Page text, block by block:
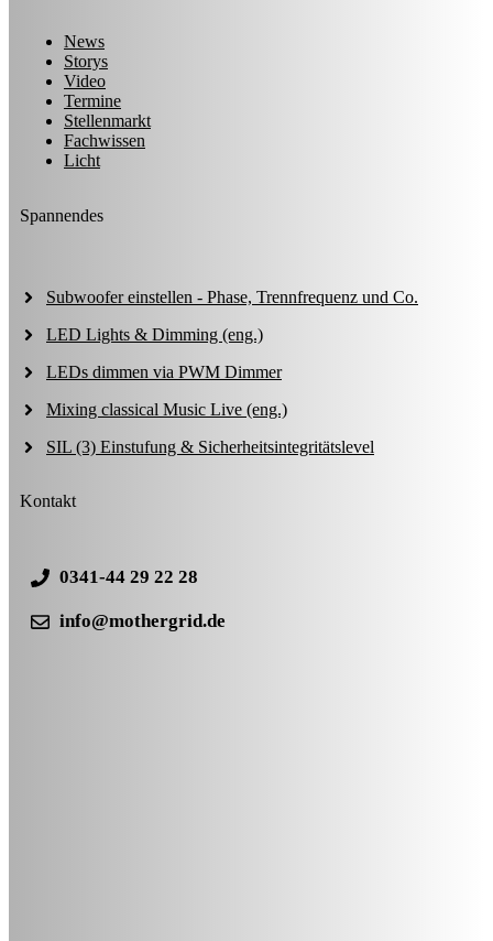
News
Storys
Video
Termine
Stellenmarkt
Fachwissen
Licht
Spannendes
Subwoofer einstellen - Phase, Trennfrequenz und Co.
LED Lights & Dimming (eng.)
LEDs dimmen via PWM Dimmer
Mixing classical Music Live (eng.)
SIL (3) Einstufung & Sicherheitsintegritätslevel
Kontakt
0341-44 29 22 28
info@mothergrid.de